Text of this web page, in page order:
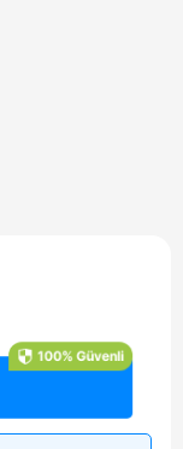
100% Güvenli